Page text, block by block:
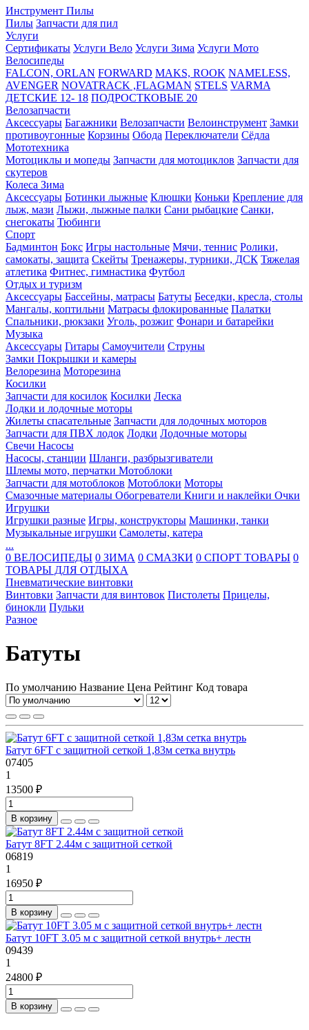
Инструмент Пилы
Пилы Запчасти для пил
Услуги
Сертификаты Услуги Вело Услуги Зима Услуги Мото
Велосипеды
FALCON, ORLAN FORWARD MAKS, ROOK NAMELESS,
AVENGER NOVATRACK ,FLAGMAN STELS VARMA
ДЕТСКИЕ 12- 18 ПОДРОСТКОВЫЕ 20
Велозапчасти
Аксессуары Багажники Велозапчасти Велоинструмент Замки
противоугонные Корзины Обода Переключатели Сёдла
Мототехника
Мотоциклы и мопеды Запчасти для мотоциклов Запчасти для
скутеров
Колеса Зима
Аксессуары Ботинки лыжные Клюшки Коньки Крепление для
лыж, мази Лыжи, лыжные палки Сани рыбацкие Санки,
снегокаты Тюбинги
Спорт
Бадминтон Бокс Игры настольные Мячи, теннис Ролики,
самокаты, защита Скейты Тренажеры, турники, ДСК Тяжелая
атлетика Фитнес, гимнастика Футбол
Отдых и туризм
Аксессуары Бассейны, матрасы Батуты Беседки, кресла, столы
Мангалы, коптильни Матрасы флокированные Палатки
Спальники, рюкзаки Уголь, розжиг Фонари и батарейки
Музыка
Аксессуары Гитары Самоучители Струны
Замки Покрышки и камеры
Велорезина Моторезина
Косилки
Запчасти для косилок Косилки Леска
Лодки и лодочные моторы
Жилеты спасательные Запчасти для лодочных моторов
Запчасти для ПВХ лодок Лодки Лодочные моторы
Свечи Насосы
Насосы, станции Шланги, разбрызгиватели
Шлемы мото, перчатки Мотоблоки
Запчасти для мотоблоков Мотоблоки Моторы
Смазочные материалы Обогреватели Книги и наклейки Очки
Игрушки
Игрушки разные Игры, конструкторы Машинки, танки
Музыкальные игрушки Самолеты, катера
...
0 ВЕЛОСИПЕДЫ 0 ЗИМА 0 СМАЗКИ 0 СПОРТ ТОВАРЫ 0
ТОВАРЫ ДЛЯ ОТДЫХА
Пневматические винтовки
Винтовки Запчасти для винтовок Пистолеты Прицелы,
бинокли Пульки
Разное
Батуты
По умолчанию Название Цена Рейтинг Код товара
Батут 6FT с защитной сеткой 1,83м сетка внутрь
07405
1
13500 ₽
В корзину
Батут 8FT 2.44м с защитной сеткой
06819
1
16950 ₽
В корзину
Батут 10FT 3.05 м с защитной сеткой внутрь+ лестн
09439
1
24800 ₽
В корзину